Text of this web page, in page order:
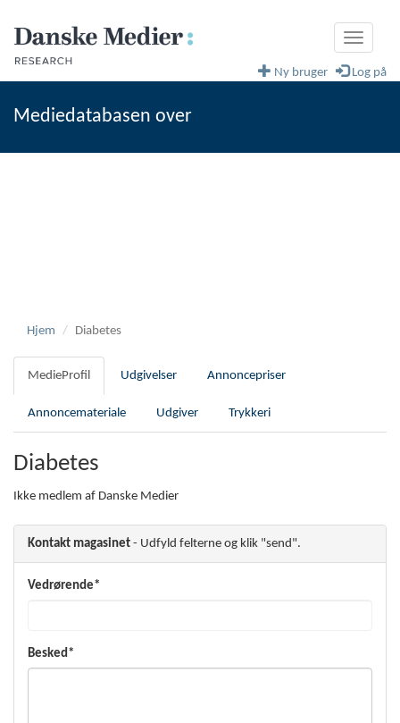
Toggle
Log på
Ny bruger
Mediedatabasen over
Hjem Diabetes
MedieProfil Udgivelser Annoncepriser
Annoncemateriale Udgiver Trykkeri
Diabetes
Ikke medlem af Danske Medier
Kontakt magasinet - Udfyld felterne og klik "send".
Vedrørende*
Besked*